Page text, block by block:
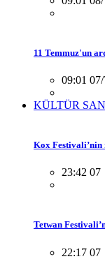
11 Temmuz'un
09:01
KÜLTÜR
Kox Festivali’nin
23:42 07
Tetwan
22:17 07